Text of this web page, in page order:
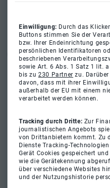
Einwilligung: Durch das
Buttons stimmen Sie der
bzw. Ihrer Endeinrichtung
persönlichen Identifikatoren
beschriebenen
sowie Art. 6 Abs. 1 Satz 1 lit.
bis zu230 Partner zu.
davon, dass mit ihrer
außerhalb der EU mit einem
verarbeitet werden können.
Tracking durch Dritte: Zur
journalistischen Angebots
von Drittanbietern kommt. Zu
Dienste Tracking-
Gerät Cookies gespeichert
wie die Gerätekennung
über verschiedene Websites
und der Nutzungshistorie